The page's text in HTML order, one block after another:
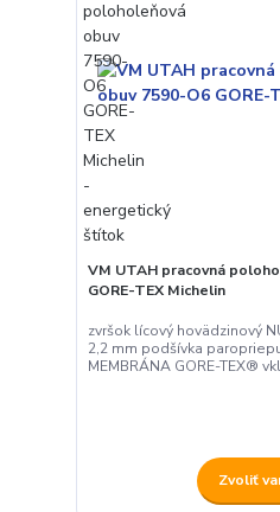
VM UTAH pracovná
GORE-TEX Michelin
zvršok lícový hovädzinový
2,2 mm podšívka
MEMBRÁNA GORE-TEX®
Zvoliť